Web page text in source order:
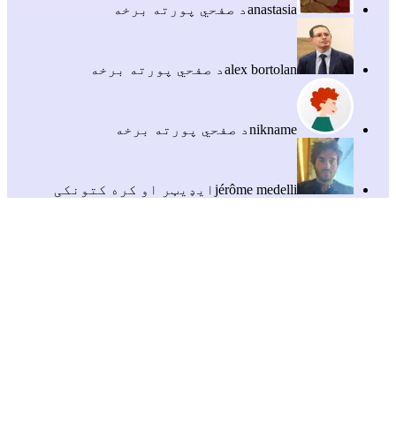
anastasiaد صفحي پورته برخه
alex bortolanد صفحي پورته برخه
niknameد صفحي پورته برخه
jérôme medelli ایډیټر او کره کتونکی